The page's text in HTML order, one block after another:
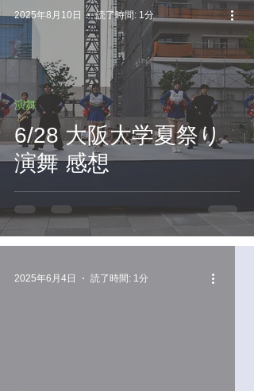
6/28 大阪大学夏祭り
演舞 感想
演舞
2025年8月10日 読了時間: 1分
2025年6月4日 読了時間: 1分